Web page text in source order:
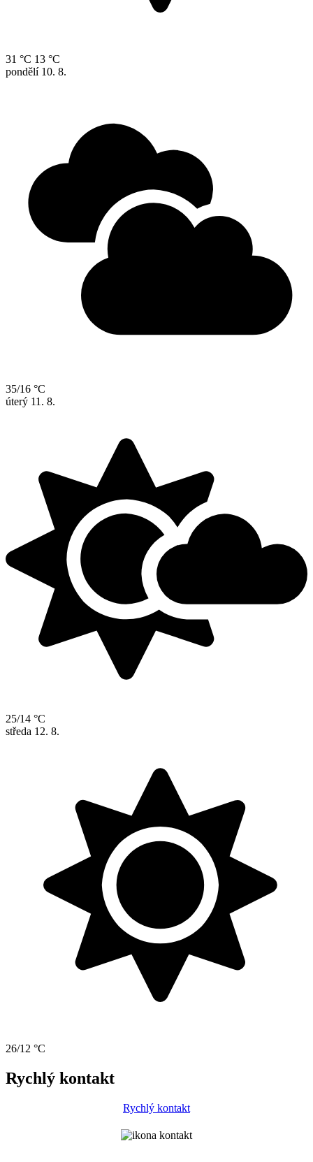
31 °C 13 °C
pondělí 10. 8.
35/16 °C
úterý 11. 8.
25/14 °C
středa 12. 8.
26/12 °C
Rychlý kontakt
Rychlý kontakt